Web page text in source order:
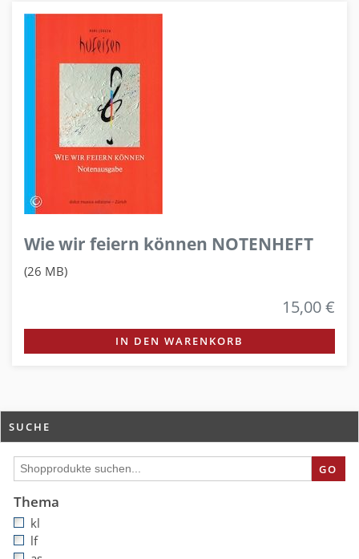
Wie wir feiern können NOTENHEFT
(26 MB)
15,00 €
IN DEN WARENKORB
SUCHE
GO
Thema
kl
lf